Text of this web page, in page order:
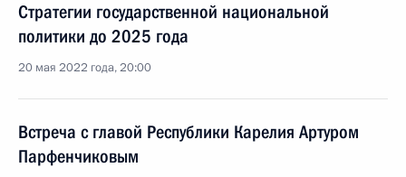
Стратегии государственной национальной
политики до 2025 года
20 мая 2022 года, 20:00
Встреча с главой Республики Карелия Артуром
Парфенчиковым